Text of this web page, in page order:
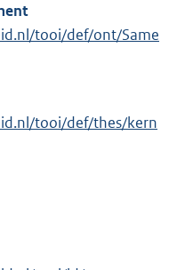
tooi/def/ont/Same
tooi/def/thes/kern